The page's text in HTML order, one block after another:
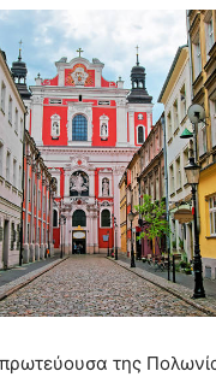
της